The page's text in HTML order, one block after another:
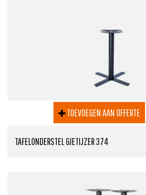
TOEVOEGEN AAN OFFERTE
TAFELONDERSTEL GIETIJZER 374